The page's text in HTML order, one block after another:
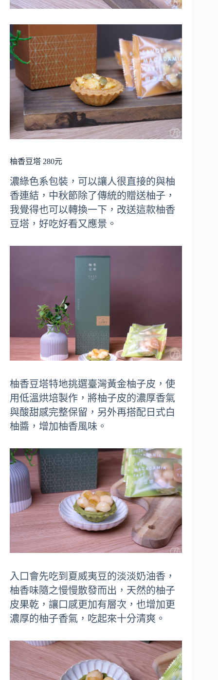
柚香豆塔 280元
濃綠色系包裝，可以讓人很直接的與柚
香連結，中秋節除了傳統的贈送柚子，
我覺得也可以轉換一下，改送這款柚香
豆塔，好吃好看又應景。
柚香豆塔特地挑選臺灣黃金柚子皮，使
用低溫烘培製作，將柚子皮的濃厚香氣
與酸甜感完整保留，另外再搭配日式白
柚醬，增加柚香風味。
入口會先吃到夏威夷豆的淡淡奶油香，
柚香味隨之慢慢散發而出，天然的柚子
皮果乾，讓口感更加有層次，也增加更
濃厚的柚子香氣，吃起來十分清爽。